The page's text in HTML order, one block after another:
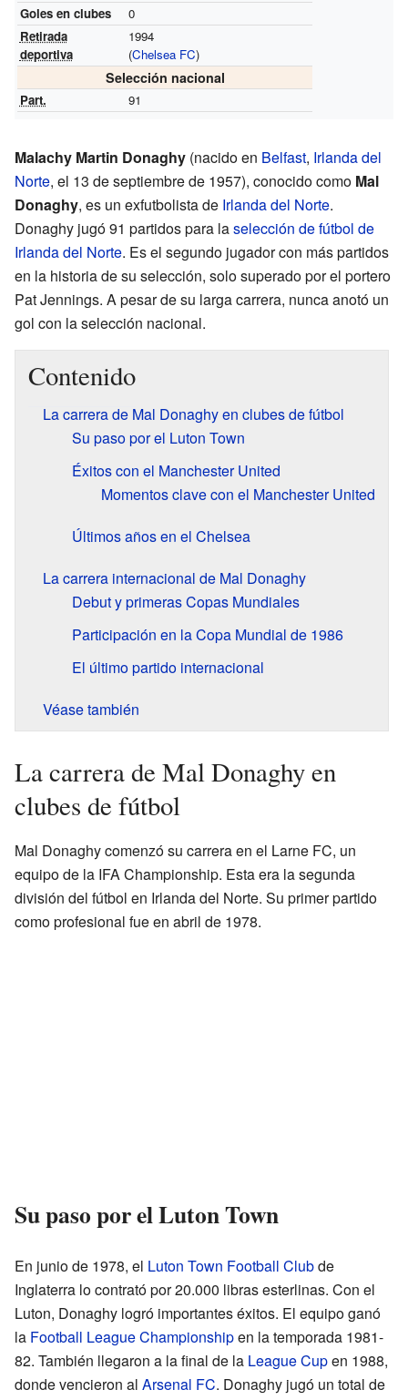
Goles en clubes
0
Retirada
deportiva
1994
(Chelsea FC)
Selección nacional
Part. 91
Malachy Martin Donaghy (nacido en Belfast, Irlanda del
Norte, el 13 de septiembre de 1957), conocido como Mal
Donaghy, es un exfutbolista de Irlanda del Norte.
Donaghy jugó 91 partidos para laselección de fútbol de
Irlanda del Norte. Es el segundo jugador con más partidos
en la historia de su selección, solo superado por el portero
Pat Jennings. A pesar de su larga carrera, nunca anotó un
gol con la selección nacional.
Contenido
La carrera de Mal Donaghy en clubes de fútbol
Su paso por el Luton Town
Éxitos con el Manchester United
Momentos clave con el Manchester United
Últimos años en el Chelsea
La carrera internacional de Mal Donaghy
Debut y primeras Copas Mundiales
Participación en la Copa Mundial de 1986
El último partido internacional
Véase también
La carrera de Mal Donaghy en
clubes de fútbol
Mal Donaghy comenzó su carrera en el Larne FC, un
equipo de la IFA Championship. Esta era la segunda
división del fútbol en Irlanda del Norte. Su primer partido
como profesional fue en abril de 1978.
Su paso por el Luton Town
En junio de 1978, el Luton Town Football Clubde
Inglaterra lo contrató por 20.000 libras esterlinas. Con el
Luton, Donaghy logró importantes éxitos. El equipo ganó
la Football League Championshipen la temporada 1981-
82. También llegaron a la final de la League Cupen 1988,
donde vencieron al Arsenal FC. Donaghy jugó un total de